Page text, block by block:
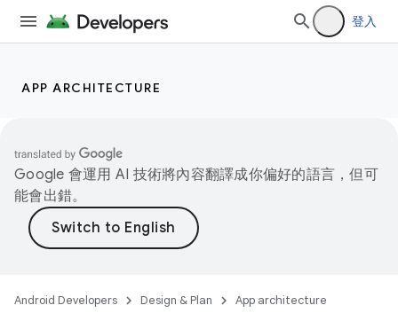
登入
APP ARCHITECTURE
Google 會運用 AI 技術將內容翻譯成你偏好的語言，但可
能會出錯。
Android Developers Design & Plan App architecture